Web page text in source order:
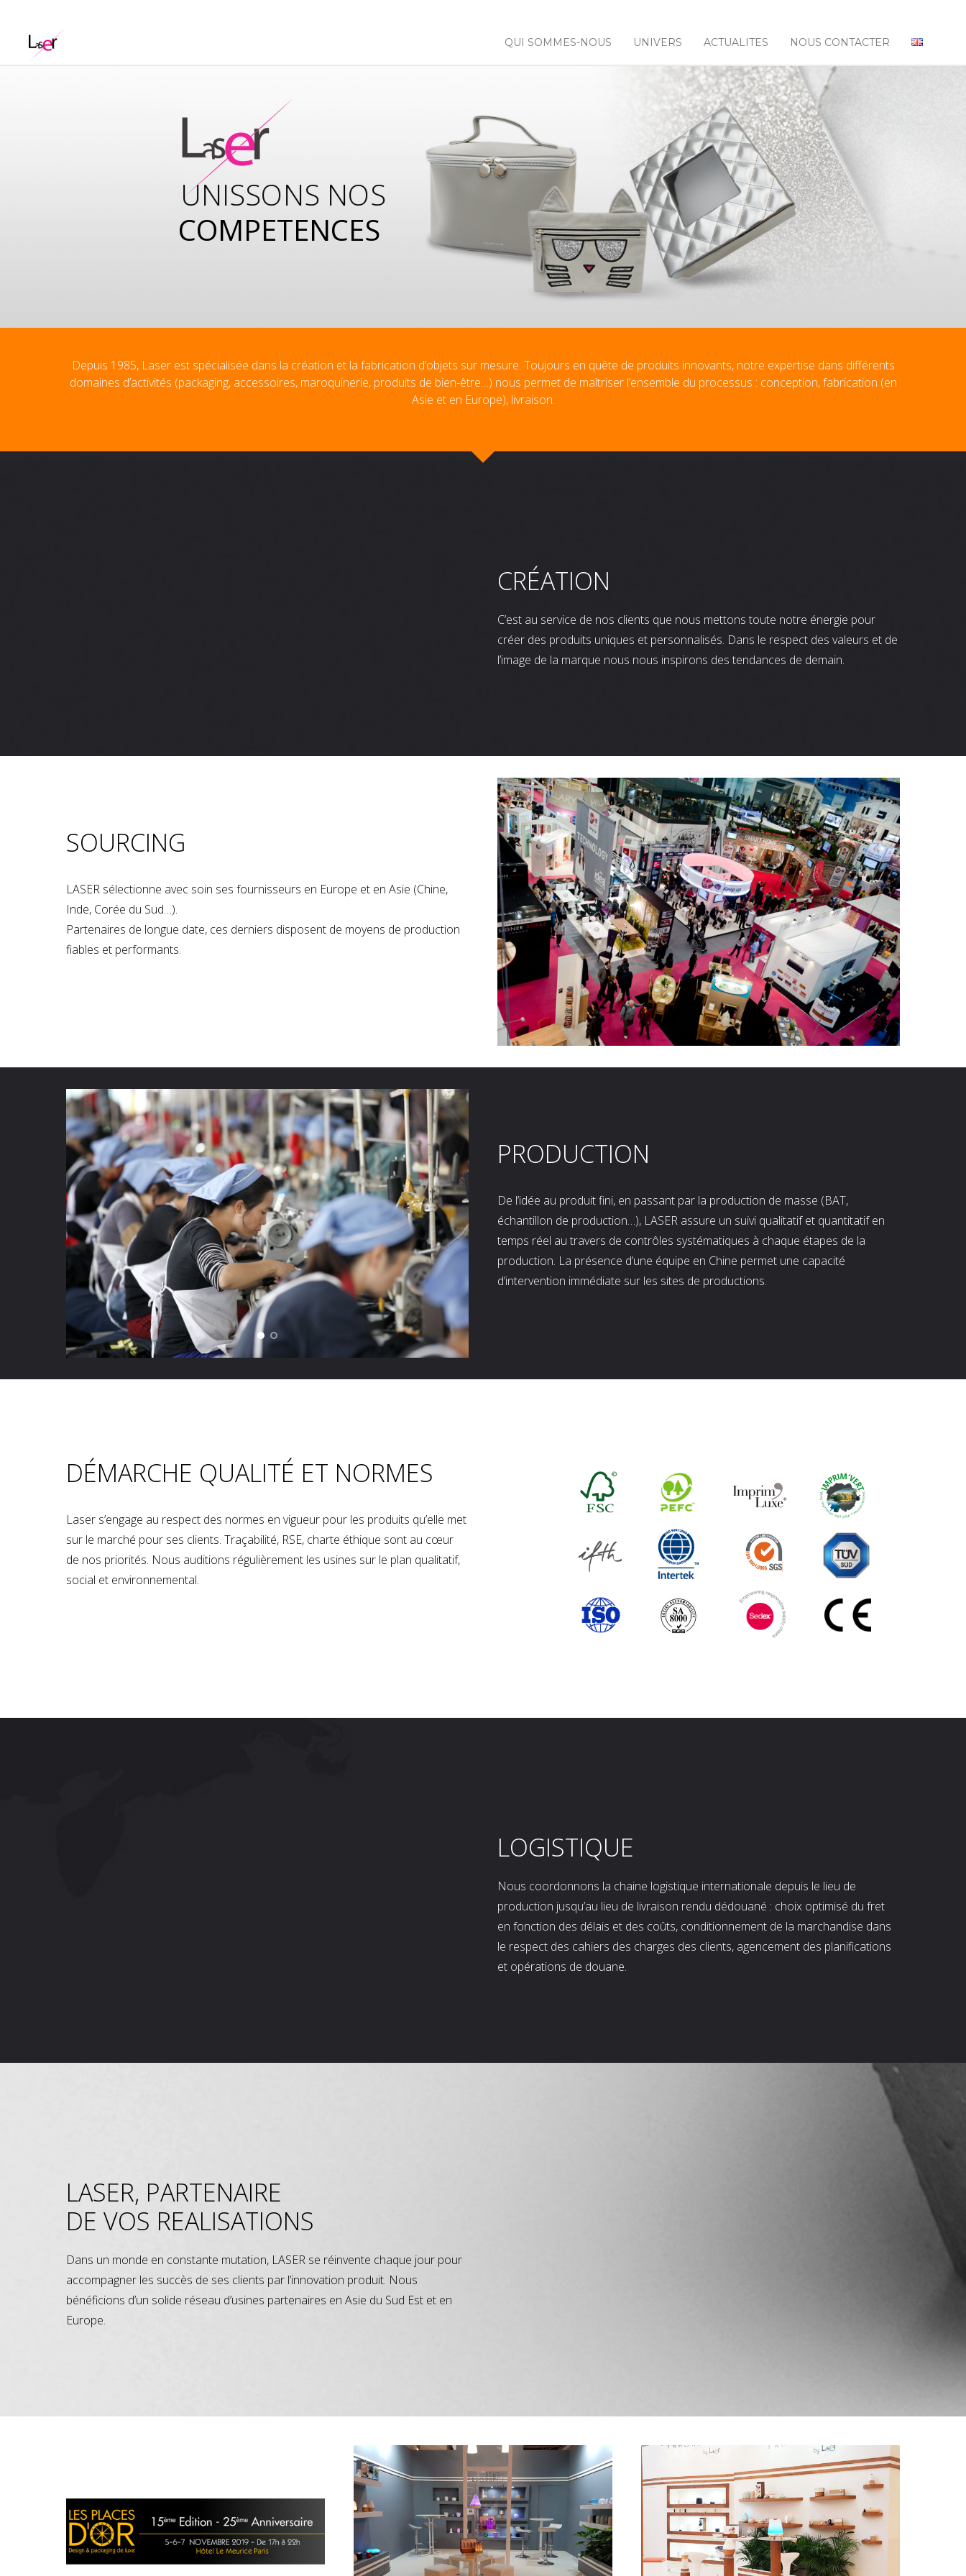
QUI SOMMES-NOUS UNIVERS ACTUALITES NOUS CONTACTER
COMPETENCES
UNISSONS NOS
Depuis 1985, Laser est spécialisée dans la création et la fabrication d’objets sur mesure. Toujours en quête de produits innovants, notre expertise dans différents
domaines d’activités (packaging, accessoires, maroquinerie, produits de bien-être…) nous permet de maîtriser l’ensemble du processus : conception, fabrication (en
Asie et en Europe), livraison.
CRÉATION
C’est au service de nos clients que nous mettons toute notre énergie pour
créer des produits uniques et personnalisés. Dans le respect des valeurs et de
l’image de la marque nous nous inspirons des tendances de demain.
SOURCING
LASER sélectionne avec soin ses fournisseurs en Europe et en Asie (Chine,
Inde, Corée du Sud…).
Partenaires de longue date, ces derniers disposent de moyens de production
fiables et performants.
PRODUCTION
De l’idée au produit fini, en passant par la production de masse (BAT,
échantillon de production…), LASER assure un suivi qualitatif et quantitatif en
temps réel au travers de contrôles systématiques à chaque étapes de la
production. La présence d’une équipe en Chine permet une capacité
d’intervention immédiate sur les sites de productions.
DÉMARCHE QUALITÉ ET NORMES
Laser s’engage au respect des normes en vigueur pour les produits qu’elle met
sur le marché pour ses clients. Traçabilité, RSE, charte éthique sont au cœur
de nos priorités. Nous auditions régulièrement les usines sur le plan qualitatif,
social et environnemental.
LOGISTIQUE
Nous coordonnons la chaine logistique internationale depuis le lieu de
production jusqu’au lieu de livraison rendu dédouané : choix optimisé du fret
en fonction des délais et des coûts, conditionnement de la marchandise dans
le respect des cahiers des charges des clients, agencement des planifications
et opérations de douane.
LASER, PARTENAIRE
DE VOS REALISATIONS
Dans un monde en constante mutation, LASER se réinvente chaque jour pour
accompagner les succès de ses clients par l’innovation produit. Nous
bénéficions d’un solide réseau d’usines partenaires en Asie du Sud Est et en
Europe.